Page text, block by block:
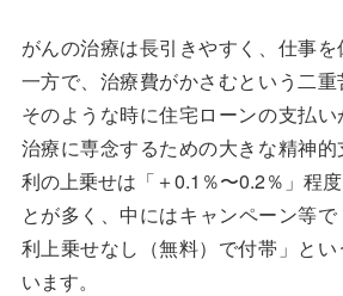
がんの治療は長引きやすく、仕事
一方で、治療費がかさむという二重
そのような時に住宅ローンの支払い
治療に専念するための大きな精神
利の上乗せは「＋0.1％〜0.2％」程
とが多く、中にはキャンペーン等
利上乗せなし（無料）で付帯」と
います。